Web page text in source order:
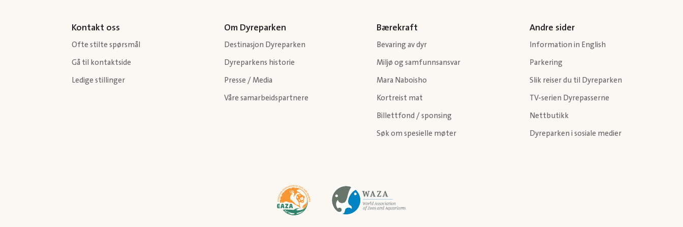
Kontakt oss
Ofte stilte spørsmål
Gå til kontaktside
Ledige stillinger
Om Dyreparken
Destinasjon Dyreparken
Dyreparkens historie
Presse / Media
Våre samarbeidspartnere
Bærekraft
Bevaring av dyr
Miljø og samfunnsansvar
Mara Naboisho
Kortreist mat
Billettfond / sponsing
Søk om spesielle møter
Andre sider
Information in English
Parkering
Slik reiser du til Dyreparken
TV-serien Dyrepasserne
Nettbutikk
Dyreparken i sosiale medier